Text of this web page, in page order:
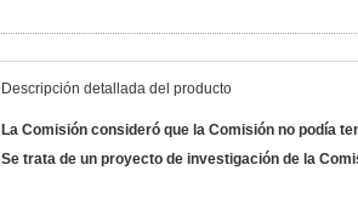
Descripción detallada del producto
La Comisión consideró que la Comisión no podía
Se trata de un proyecto de investigación de la